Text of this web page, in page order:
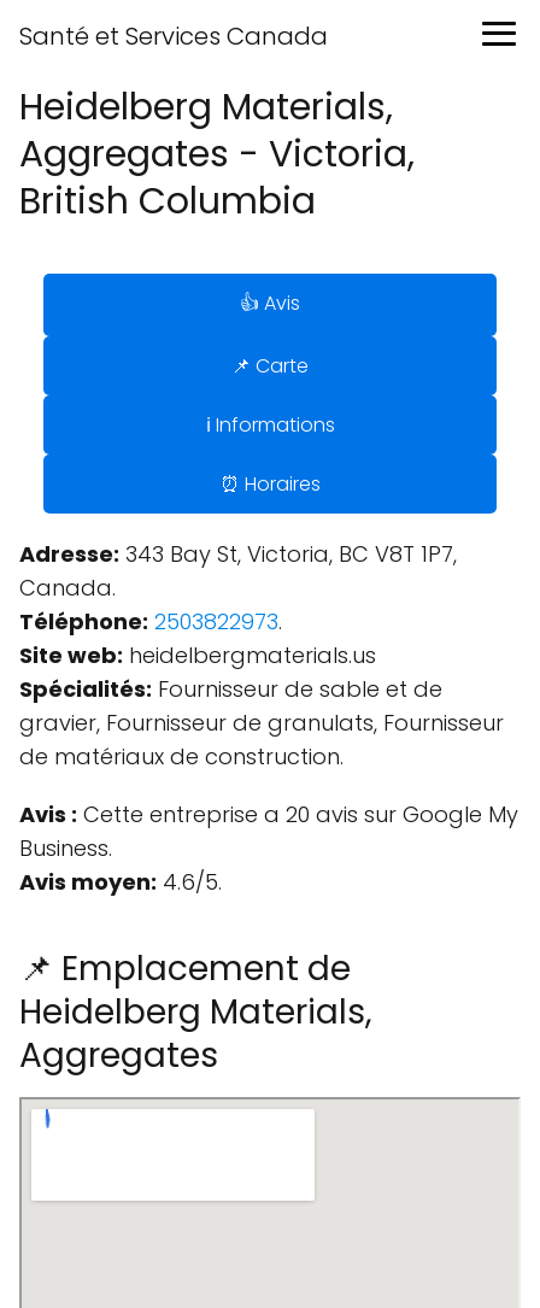
Santé et Services Canada
Heidelberg Materials,
Aggregates - Victoria,
British Columbia
👍 Avis
📌 Carte
ℹ️ Informations
⏰ Horaires
Adresse: 343 Bay St, Victoria, BC V8T 1P7,
Canada.
Téléphone: 2503822973.
Site web: heidelbergmaterials.us
Spécialités: Fournisseur de sable et de
gravier, Fournisseur de granulats, Fournisseur
de matériaux de construction.
Avis : Cette entreprise a 20 avis sur Google My
Business.
Avis moyen: 4.6/5.
📌 Emplacement de
Heidelberg Materials,
Aggregates